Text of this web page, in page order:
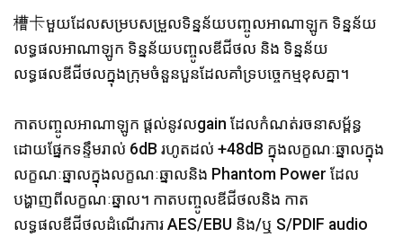
槽卡មួយដែលសម្របសម្រួលទិន្នន័យបញ្ចូលអាណាឡូក ទិន្នន័យ
លទ្ធផលអាណាឡូក ទិន្នន័យបញ្ចូលឌីជីថល និង ទិន្នន័យ
លទ្ធផលឌីជីថលក្នុងក្រុមចំនួនបួនដែលគាំទ្របច្ចេកម្មខុសគ្នា។
កាតបញ្ចូលអាណាឡូក ផ្តល់នូវលgain ដែលកំណត់រចនាសម្ព័ន្ធ
ដោយផ្នែកទន្ទឹមរាល់ 6dB រហូតដល់ +48dB ក្នុងលក្ខណៈឆ្នាលក្នុង
លក្ខណៈឆ្នាលក្នុងលក្ខណៈឆ្នាលនិង Phantom Power ដែល
បង្ហាញពីលក្ខណៈឆ្នាល។ កាតបញ្ចូលឌីជីថលនិង កាត
លទ្ធផលឌីជីថលដំណើរការ AES/EBU និង/ឬ S/PDIF audio